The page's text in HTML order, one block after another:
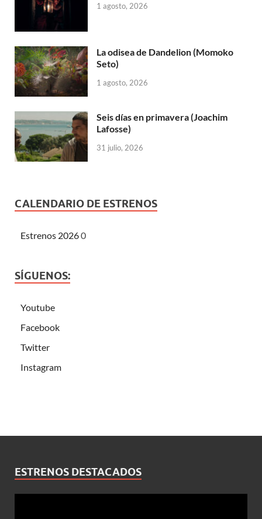
1 agosto, 2026
La odisea de Dandelion (Momoko
Seto)
1 agosto, 2026
Seis días en primavera (Joachim
Lafosse)
31 julio, 2026
CALENDARIO DE ESTRENOS
Estrenos 20260
SÍGUENOS:
Youtube
Facebook
Twitter
Instagram
ESTRENOS DESTACADOS